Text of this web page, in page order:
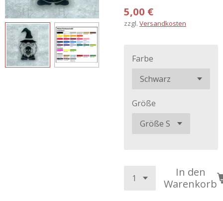
5,00 €
zzgl. Versandkosten
Farbe
Größe
In den
Warenkorb